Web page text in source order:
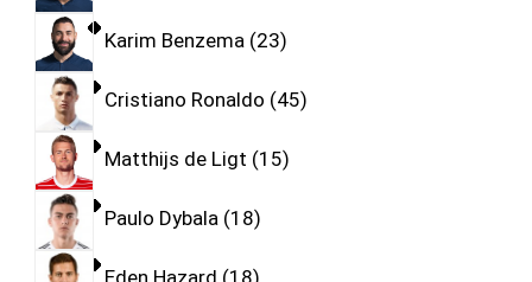
Karim Benzema 23
Cristiano Ronaldo 45
Matthijs de Ligt 15
Paulo Dybala 18